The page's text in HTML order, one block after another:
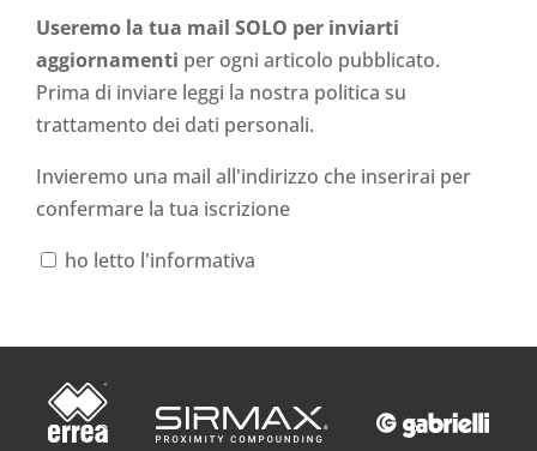
Useremo la tua mail SOLO per inviarti
aggiornamenti per ogni articolo pubblicato.
Prima di inviare leggi la nostra politica su
trattamento dei dati personali.
Invieremo una mail all'indirizzo che inserirai per
confermare la tua iscrizione
ho letto l'informativa